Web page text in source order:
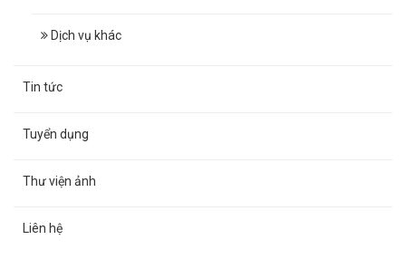
Dịch vụ khác
Tin tức
Tuyển dụng
Thư viện ảnh
Liên hệ